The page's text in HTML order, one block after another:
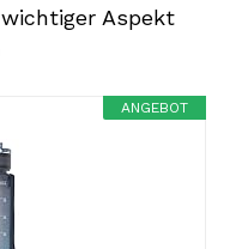
Aspekt
ANGEBOT